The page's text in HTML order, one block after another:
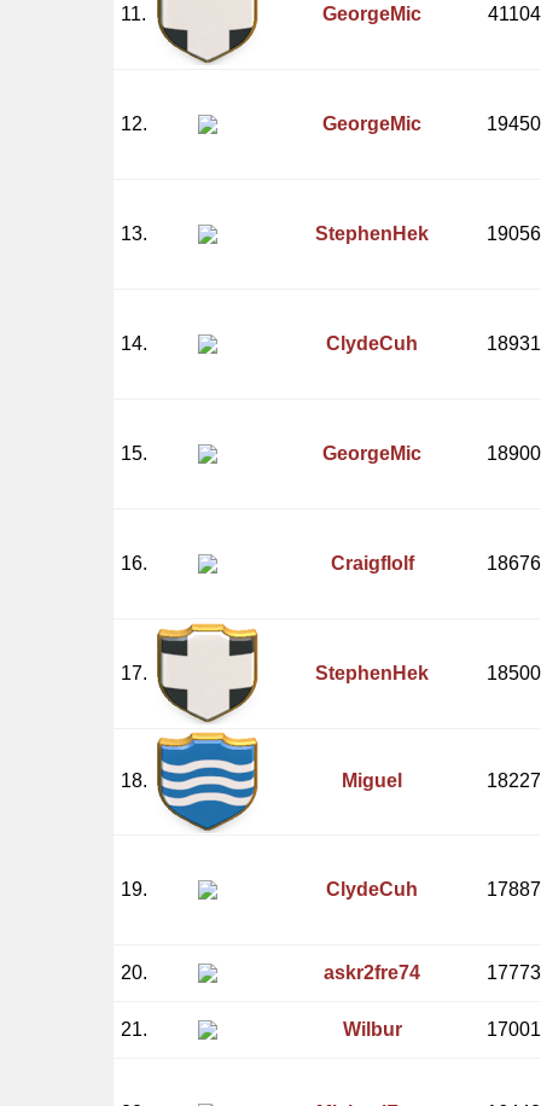
11. GeorgeMic 41104
12. GeorgeMic 19450
13. StephenHek 19056
14. ClydeCuh 18931
15. GeorgeMic 18900
16. Craigflolf 18676
17. StephenHek 18500
18. Miguel 18227
19. ClydeCuh 17887
20. askr2fre74 17773
21. Wilbur 17001